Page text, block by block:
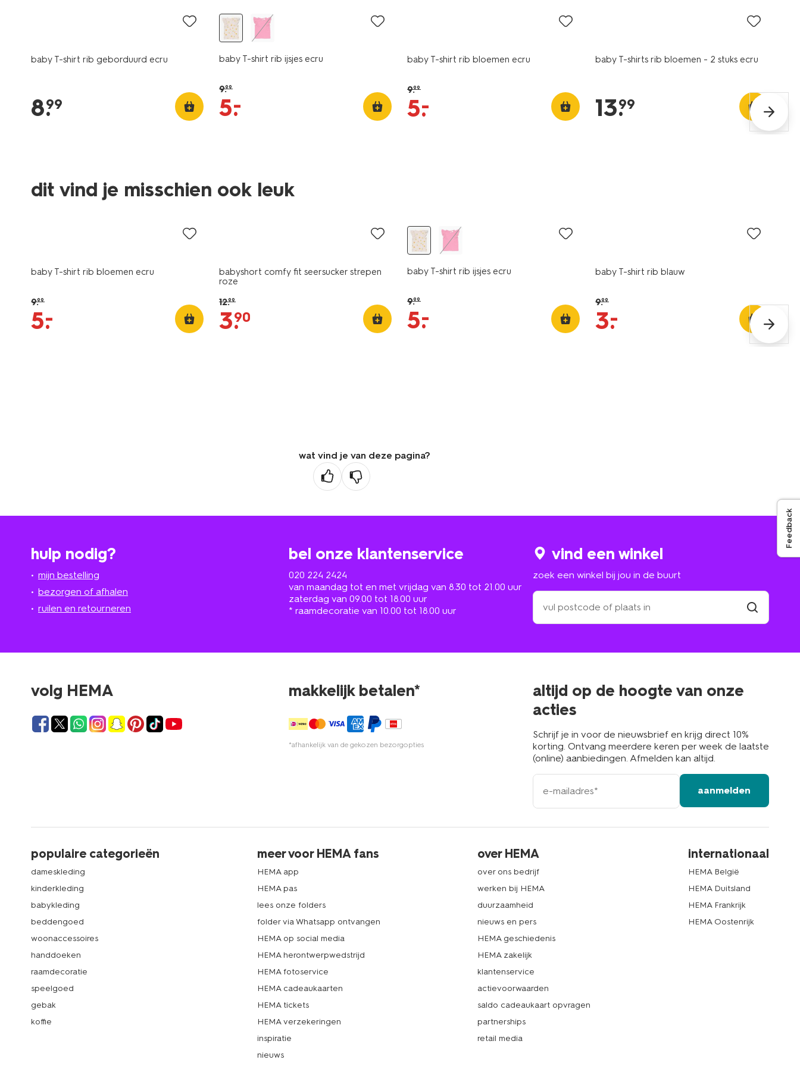
baby T-shirt rib geborduurd ecru
8.
99
baby T-shirt rib ijsjes ecru
9.99
5.
–
baby T-shirt rib bloemen ecru
9.99
5.
–
baby T-shirts rib bloemen - 2 stuks ecru
13.
99
dit vind je misschien ook leuk
baby T-shirt rib bloemen ecru
9.99
5.
–
babyshort comfy fit seersucker strepen
roze
12.99
3.
90
baby T-shirt rib ijsjes ecru
9.99
5.
–
baby T-shirt rib blauw
9.99
3.
–
wat vind je van deze pagina?
hulp nodig?
mijn bestelling
bezorgen of afhalen
ruilen en retourneren
bel onze klantenservice
020 224 2424
van maandag tot en met vrijdag van 8.30 tot 21.00 uur
zaterdag van 09.00 tot 18.00 uur
* raamdecoratie van 10.00 tot 18.00 uur
vind een winkel
zoek een winkel bij jou in de buurt
zoek
een
winkel
in
volg HEMA makkelijk betalen*
*afhankelijk van de gekozen bezorgopties
altijd op de hoogte van onze
acties
Schrijf je in voor de nieuwsbrief en krijg direct 10%
korting. Ontvang meerdere keren per week de laatste
(online) aanbiedingen. Afmelden kan altijd.
e-
mailadres
aanmelden
populaire categorieën
dameskleding
kinderkleding
babykleding
beddengoed
woonaccessoires
handdoeken
raamdecoratie
speelgoed
gebak
koffie
meer voor HEMA fans
HEMA app
HEMA pas
lees onze folders
folder via Whatsapp ontvangen
HEMA op social media
HEMA herontwerpwedstrijd
HEMA fotoservice
HEMA cadeaukaarten
HEMA tickets
HEMA verzekeringen
inspiratie
nieuws
over HEMA
over ons bedrijf
werken bij HEMA
duurzaamheid
nieuws en pers
HEMA geschiedenis
HEMA zakelijk
klantenservice
actievoorwaarden
saldo cadeaukaart opvragen
partnerships
retail media
internationaal
HEMA België
HEMA Duitsland
HEMA Frankrijk
HEMA Oostenrijk
Feedback